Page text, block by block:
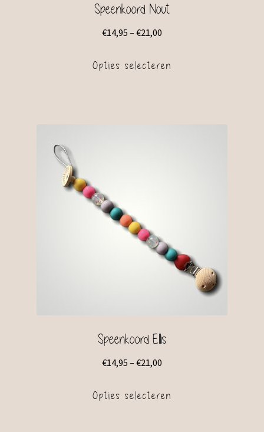
Speenkoord Nout
€14,95 – €21,00
Opties selecteren
Speenkoord Ellis
€14,95 – €21,00
Opties selecteren